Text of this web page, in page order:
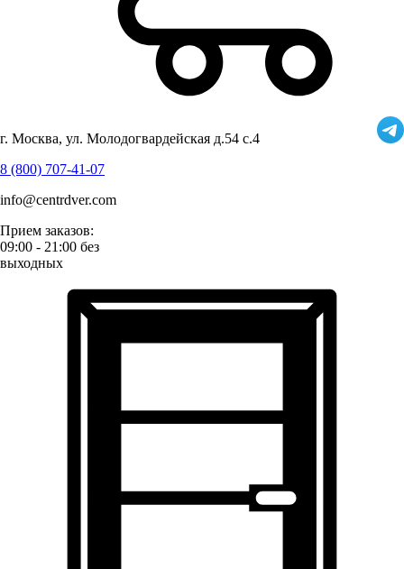
г. Москва, ул. Молодогвардейская д.54 с.4
8 (800) 707-41-07
info@centrdver.com
Прием заказов:
09:00 - 21:00 без
выходных